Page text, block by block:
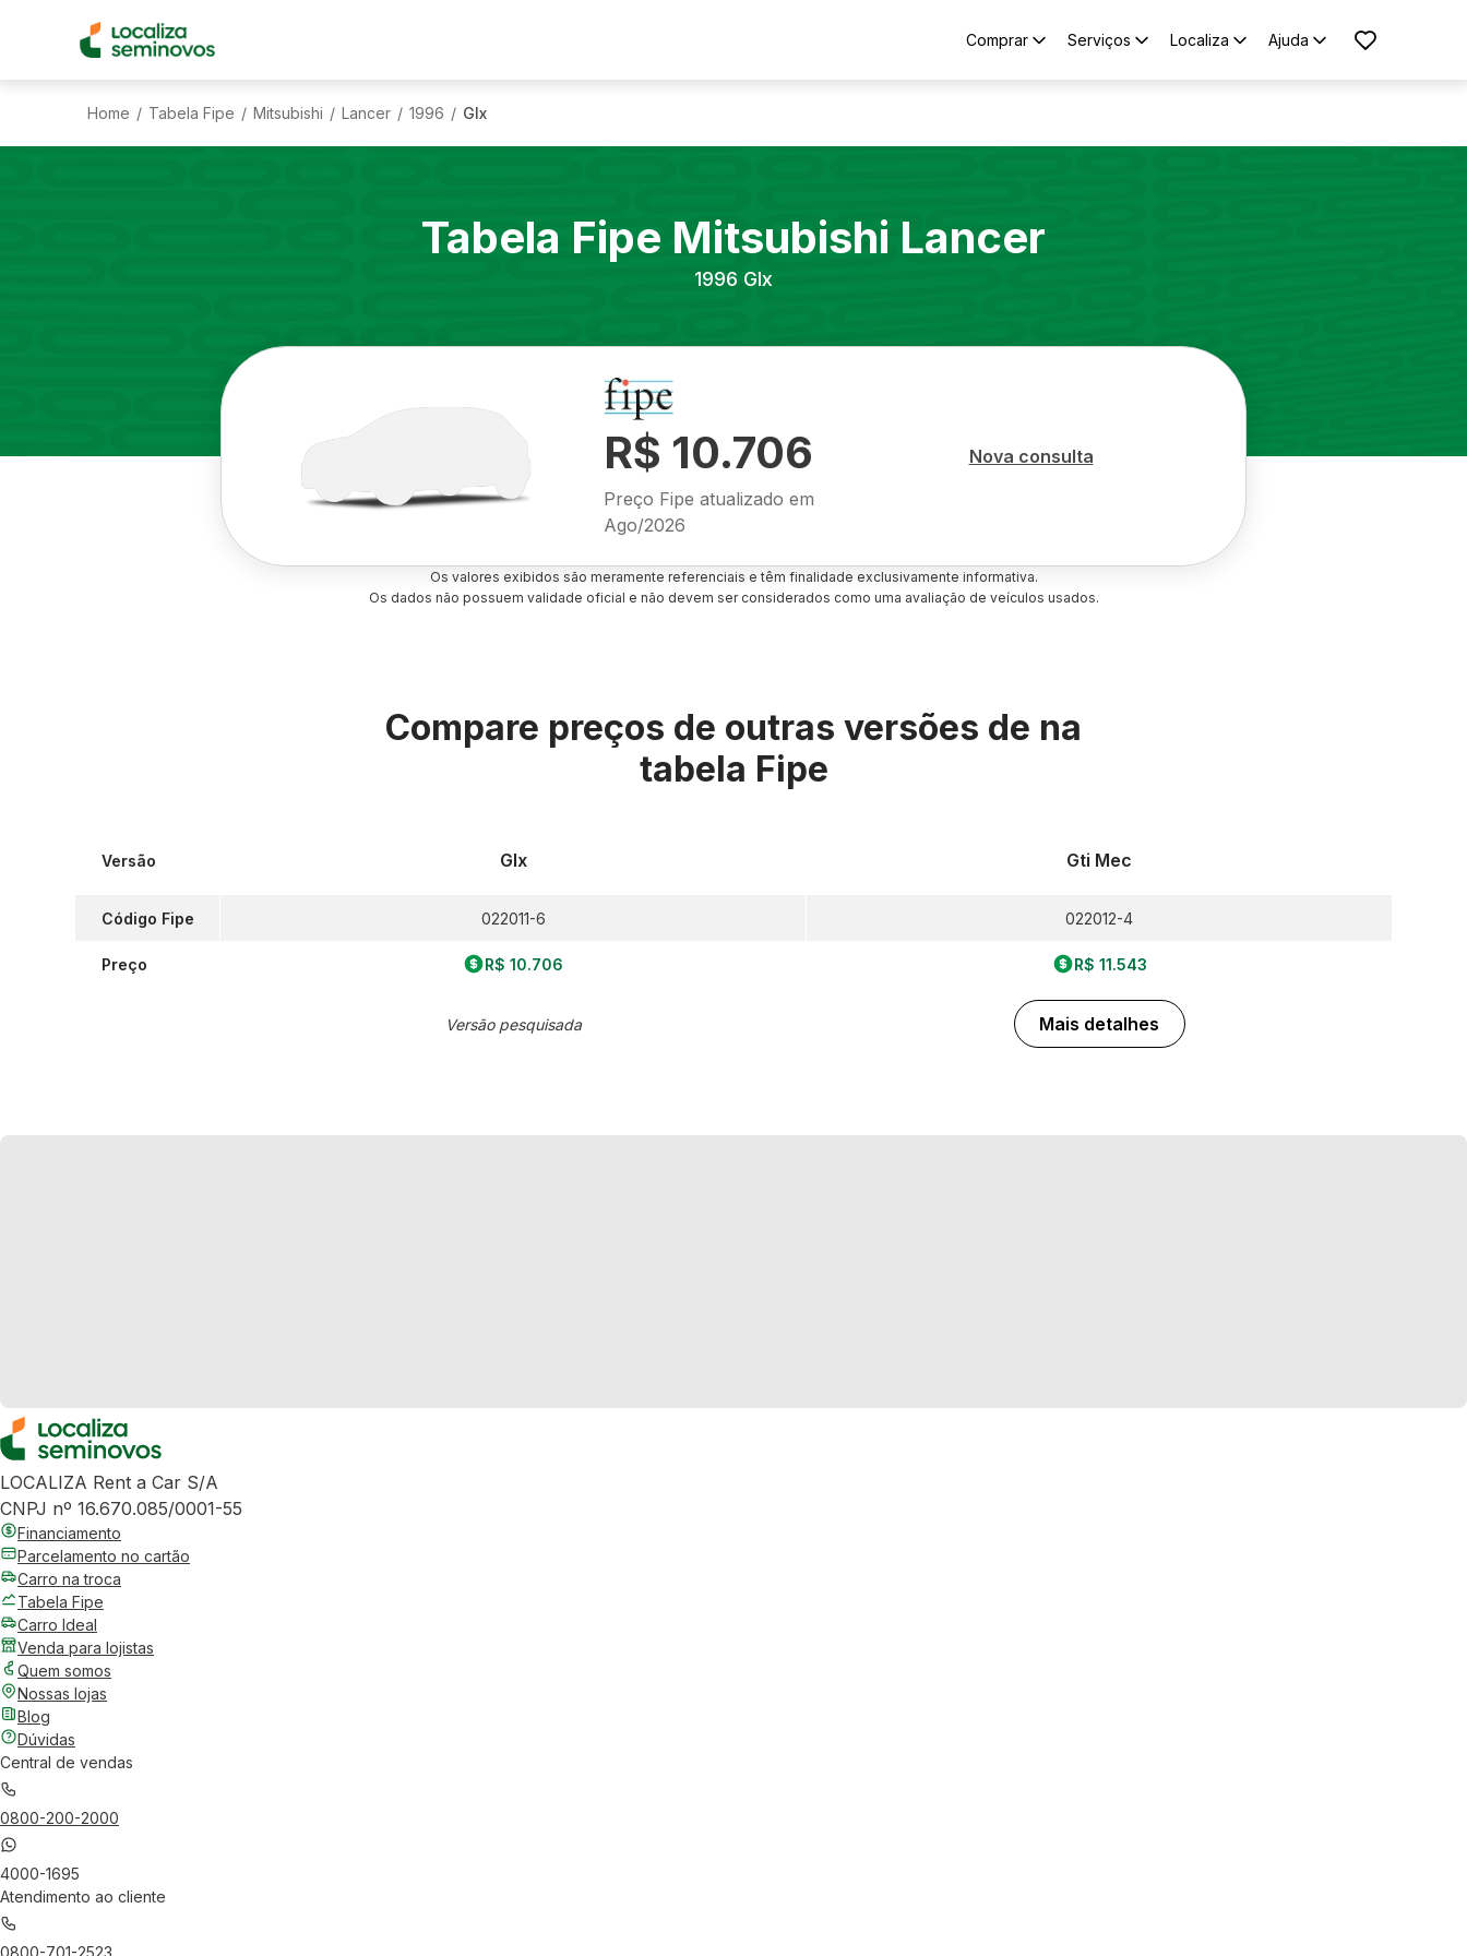
Comprar Serviços Localiza Ajuda
Home / Tabela Fipe / Mitsubishi / Lancer / 1996 / Glx
Tabela Fipe Mitsubishi Lancer
1996 Glx
R$ 10.706
Preço Fipe atualizado em
Ago/2026
Nova consulta
Os valores exibidos são meramente referenciais e têm finalidade exclusivamente informativa.
Os dados não possuem validade oficial e não devem ser considerados como uma avaliação de veículos usados.
Compare preços de outras versões de na
tabela Fipe
Versão
Código Fipe
Preço
Glx
022011-6
R$ 10.706
Versão pesquisada
Gti Mec
022012-4
R$ 11.543
Mais detalhes
LOCALIZA Rent a Car S/A
CNPJ nº 16.670.085/0001-55
Financiamento
Parcelamento no cartão
Carro na troca
Tabela Fipe
Carro Ideal
Venda para lojistas
Quem somos
Nossas lojas
Blog
Dúvidas
Central de vendas
0800-200-2000
4000-1695
Atendimento ao cliente
0800-701-2523